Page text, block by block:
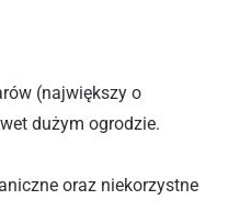
(największy o
dużym ogrodzie.
oraz niekorzystne